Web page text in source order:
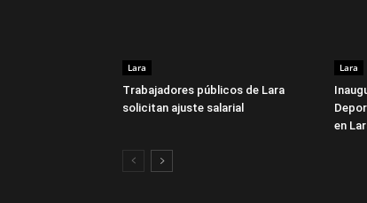
Lara
Trabajadores públicos de Lara
solicitan ajuste salarial
Lara
en